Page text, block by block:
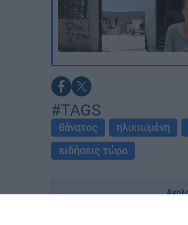
#TAGS
θάνατος ηλικιωμένη
ειδήσεις τώρα